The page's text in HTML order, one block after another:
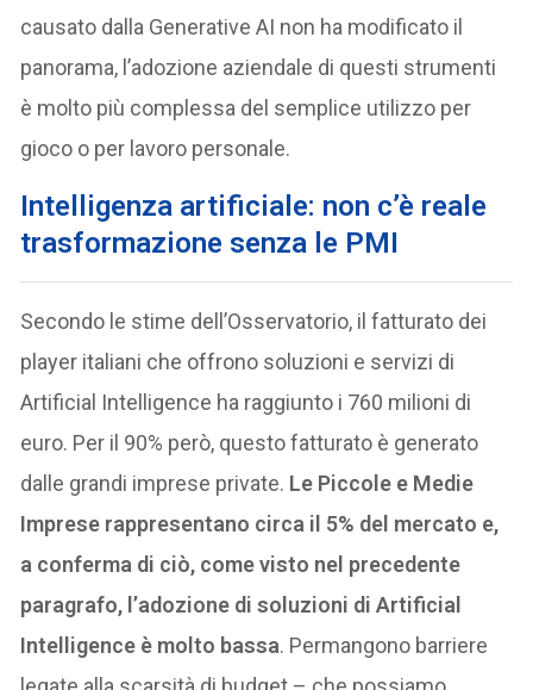
causato dalla Generative AI non ha modificato il
panorama, l’adozione aziendale di questi strumenti
è molto più complessa del semplice utilizzo per
gioco o per lavoro personale.
Intelligenza artificiale: non c’è reale
trasformazione senza le PMI
Secondo le stime dell’Osservatorio, il fatturato dei
player italiani che offrono soluzioni e servizi di
Artificial Intelligence ha raggiunto i 760 milioni di
euro. Per il 90% però, questo fatturato è generato
dalle grandi imprese private. Le Piccole e Medie
Imprese rappresentano circa il 5% del mercato e,
a conferma di ciò, come visto nel precedente
paragrafo, l’adozione di soluzioni di Artificial
Intelligence è molto bassa. Permangono barriere